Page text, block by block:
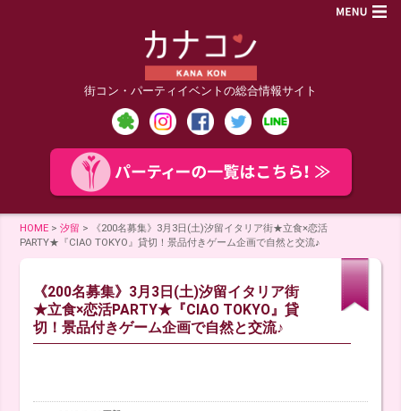
街コン・パーティイベントの総合情報サイト
HOME >汐留 >
《200名募集》3月3日(土)汐留イタリア街★立食×恋活
PARTY★『CIAO TOKYO』貸切！景品付きゲーム企画で自然と交流♪
《200名募集》3月3日(土)汐留イタリア街
★立食×恋活PARTY★『CIAO TOKYO』貸
切！景品付きゲーム企画で自然と交流♪